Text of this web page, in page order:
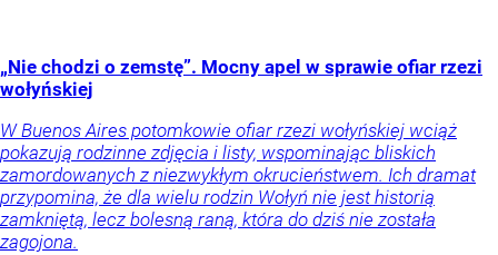
„Nie chodzi o zemstę”. Mocny apel w sprawie ofiar rzezi
wołyńskiej
W Buenos Aires potomkowie ofiar rzezi wołyńskiej wciąż
pokazują rodzinne zdjęcia i listy, wspominając bliskich
zamordowanych z niezwykłym okrucieństwem. Ich dramat
przypomina, że dla wielu rodzin Wołyń nie jest historią
zamkniętą, lecz bolesną raną, która do dziś nie została
zagojona.